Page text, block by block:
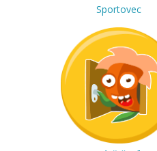
Sportovec